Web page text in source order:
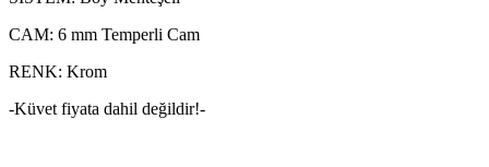
CAM: 6 mm Temperli Cam
RENK: Krom
-Küvet fiyata dahil değildir!-